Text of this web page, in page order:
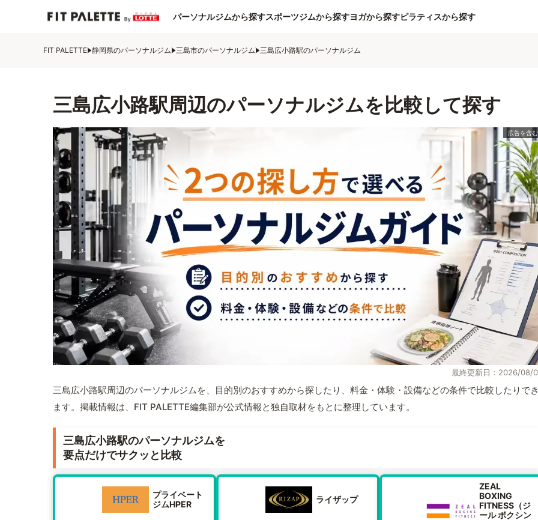
パーソナルジムから探すスポーツジムから探すヨガから探すピラティスから探す
FIT PALETTE 静岡県のパーソナルジム 三島市のパーソナルジム 三島広小路駅のパーソナルジム
三島広小路駅周辺のパーソナルジムを比較して探す
最終更新日：2026/08/
三島広小路駅周辺のパーソナルジムを、目的別のおすすめから探したり、料金・体験・設備などの条件で比較したりで
ます。掲載情報は、FIT PALETTE編集部が公式情報と独自取材をもとに整理しています。
三島広小路駅のパーソナルジムを
要点だけでサクッと比較
プライベート
ジムHPER
ライザップ
ZEAL
BOXING
FITNESS（ジ
ール ボクシン